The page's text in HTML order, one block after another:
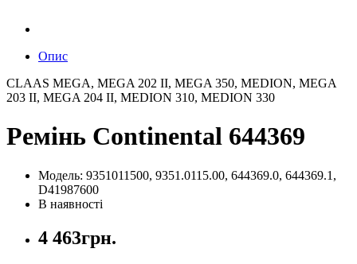
Опис
CLAAS MEGA, MEGA 202 II, MEGA 350, MEDION, MEGA
203 II, MEGA 204 II, MEDION 310, MEDION 330
Ремінь Continental 644369
Модель: 9351011500, 9351.0115.00, 644369.0, 644369.1,
D41987600
В наявності
4 463грн.